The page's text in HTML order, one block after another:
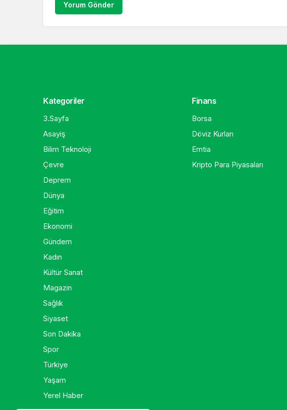
Yorum Gönder
Kategoriler
3.Sayfa
Asayiş
Bilim Teknoloji
Çevre
Deprem
Dünya
Eğitim
Ekonomi
Gündem
Kadın
Kültür Sanat
Magazin
Sağlık
Siyaset
Son Dakika
Spor
Türkiye
Yaşam
Yerel Haber
Finans
Borsa
Döviz Kurları
Emtia
Kripto Para Piyasaları